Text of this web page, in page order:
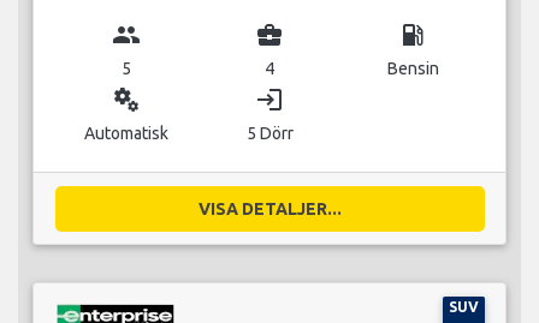
group
5
business_center
4
local_gas_station
Bensin
miscellaneous_services
Automatisk
login
5 Dörr
VISA DETALJER...
SUV